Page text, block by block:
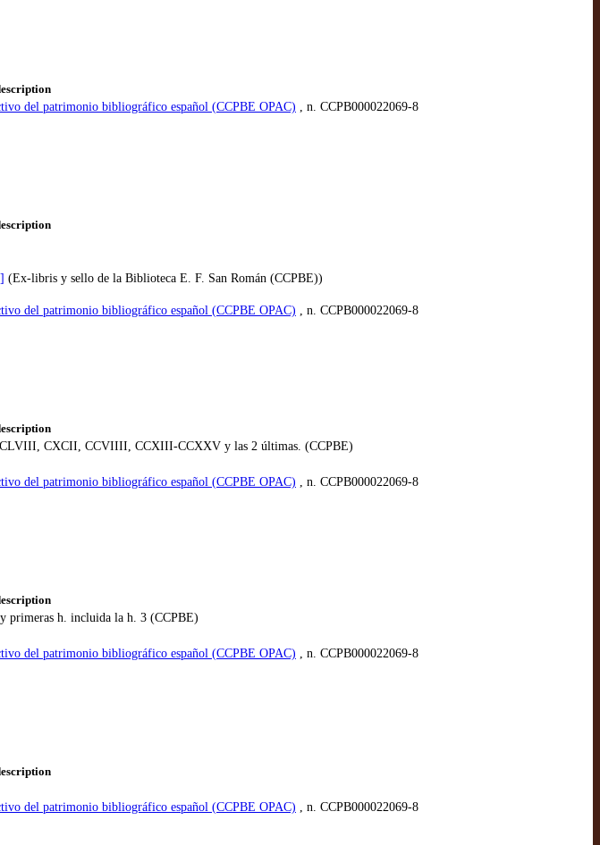
del patrimonio bibliográfico español (CCPBE OPAC) , n. CCPB000022069-8
(Ex-libris y sello de la Biblioteca E. F. San Román (CCPBE))
del patrimonio bibliográfico español (CCPBE OPAC) , n. CCPB000022069-8
CXCII, CCVIIII, CCXIII-CCXXV y las 2 últimas. (CCPBE)
del patrimonio bibliográfico español (CCPBE OPAC) , n. CCPB000022069-8
primeras h. incluida la h. 3 (CCPBE)
del patrimonio bibliográfico español (CCPBE OPAC) , n. CCPB000022069-8
del patrimonio bibliográfico español (CCPBE OPAC) , n. CCPB000022069-8